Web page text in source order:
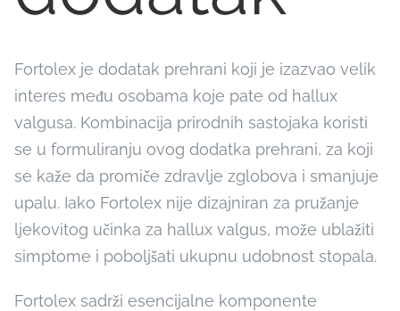
Fortolex je dodatak prehrani koji je izazvao velik
interes među osobama koje pate od hallux
valgusa. Kombinacija prirodnih sastojaka koristi
se u formuliranju ovog dodatka prehrani, za koji
se kaže da promiče zdravlje zglobova i smanjuje
upalu. Iako Fortolex nije dizajniran za pružanje
ljekovitog učinka za hallux valgus, može ublažiti
simptome i poboljšati ukupnu udobnost stopala.
Fortolex sadrži esencijalne komponente